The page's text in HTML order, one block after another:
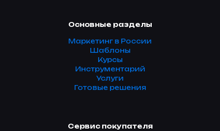
Основные разделы
Маркетинг в России
Шаблоны
Курсы
Инструментарий
Услуги
Готовые решения
Сервис покупателя